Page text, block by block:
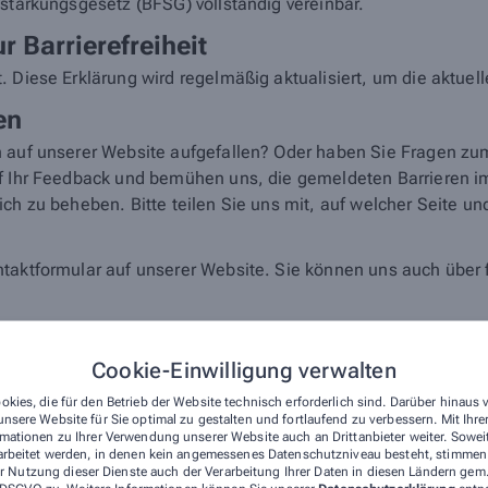
Cookie-Einwilligung verwalten
die für den Betrieb der Website technisch erforderlich sind. Darüber hinaus
Website für Sie optimal zu gestalten und fortlaufend zu verbessern. Mit
zu Ihrer Verwendung unserer Website auch an Drittanbieter weiter.
werden, in denen kein angemessenes Datenschutzniveau besteht,
Nutzung dieser Dienste auch der Verarbeitung Ihrer Daten in diesen Ländern
Barrierefreiheit
Diese Erklärung wird regelmäßig aktualisiert, um die
unserer Website aufgefallen? Oder haben Sie Fragen
Feedback und bemühen uns, die gemeldeten Barrieren
zu beheben. Bitte teilen Sie uns mit, auf welcher Seite
auf unserer Website. Sie können uns auch
Remscheid